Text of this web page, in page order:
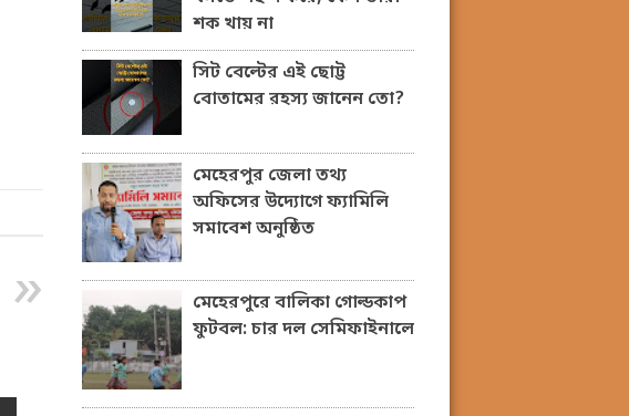
»
শক খায় না
সিট বেল্টের এই ছোট্ট
বোতামের রহস্য জানেন তো?
মেহেরপুর জেলা তথ্য
অফিসের উদ্যোগে ফ্যামিলি
সমাবেশ অনুষ্ঠিত
মেহেরপুরে বালিকা গোল্ডকাপ
ফুটবল: চার দল সেমিফাইনালে